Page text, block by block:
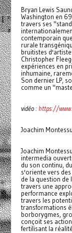
Bryan Lewis
Washington en
travers ses
contemporain
rurale
bruitistes
Christopher
expériences en
inhumaine,
Son dernier LP,
comme un
vidéo : https://
Joachim
Joachim
intermedia
du son continu,
s'oriente vers
de la question de
travers une
performance
travers les
transformations
borborygmes,
conçoit ses
fertilisant la réalité.